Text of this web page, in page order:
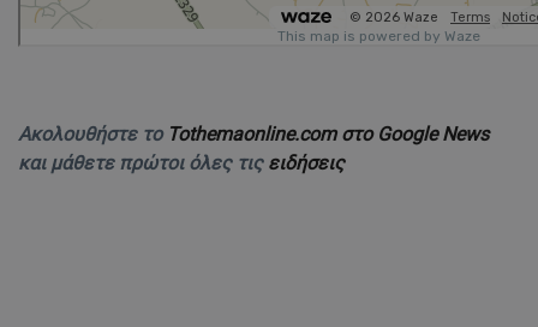
Ακολουθήστε το Tothemaonline.com στο Google News
και μάθετε πρώτοι όλες τις ειδήσεις